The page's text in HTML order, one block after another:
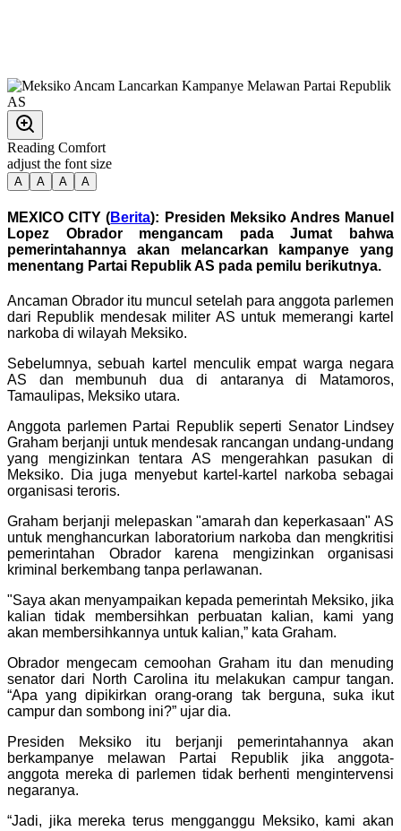
Reading Comfort
adjust the font size
A A A A
MEXICO CITY (Berita): Presiden Meksiko Andres Manuel
Lopez Obrador mengancam pada Jumat bahwa
pemerintahannya akan melancarkan kampanye yang
menentang Partai Republik AS pada pemilu berikutnya.
Ancaman Obrador itu muncul setelah para anggota parlemen
dari Republik mendesak militer AS untuk memerangi kartel
narkoba di wilayah Meksiko.
Sebelumnya, sebuah kartel menculik empat warga negara
AS dan membunuh dua di antaranya di Matamoros,
Tamaulipas, Meksiko utara.
Anggota parlemen Partai Republik seperti Senator Lindsey
Graham berjanji untuk mendesak rancangan undang-undang
yang mengizinkan tentara AS mengerahkan pasukan di
Meksiko. Dia juga menyebut kartel-kartel narkoba sebagai
organisasi teroris.
Graham berjanji melepaskan "amarah dan keperkasaan" AS
untuk menghancurkan laboratorium narkoba dan mengkritisi
pemerintahan Obrador karena mengizinkan organisasi
kriminal berkembang tanpa perlawanan.
"Saya akan menyampaikan kepada pemerintah Meksiko, jika
kalian tidak membersihkan perbuatan kalian, kami yang
akan membersihkannya untuk kalian,” kata Graham.
Obrador mengecam cemoohan Graham itu dan menuding
senator dari North Carolina itu melakukan campur tangan.
“Apa yang dipikirkan orang-orang tak berguna, suka ikut
campur dan sombong ini?” ujar dia.
Presiden Meksiko itu berjanji pemerintahannya akan
berkampanye melawan Partai Republik jika anggota-
anggota mereka di parlemen tidak berhenti mengintervensi
negaranya.
“Jadi, jika mereka terus mengganggu Meksiko, kami akan